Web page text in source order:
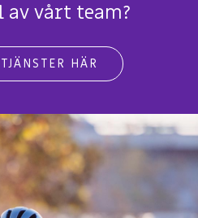
vårt team?
HÄR